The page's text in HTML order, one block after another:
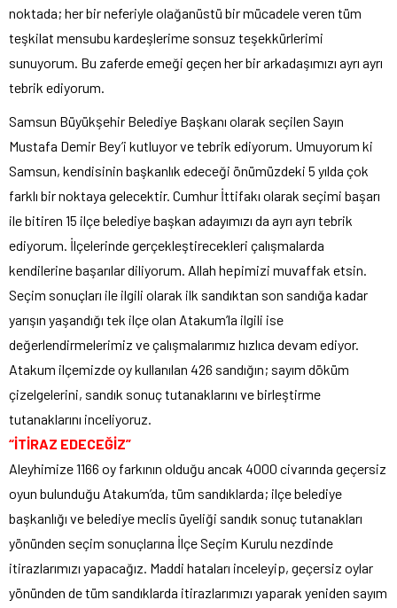
noktada; her bir neferiyle olağanüstü bir mücadele veren tüm
teşkilat mensubu kardeşlerime sonsuz teşekkürlerimi
sunuyorum. Bu zaferde emeği geçen her bir arkadaşımızı ayrı ayrı
tebrik ediyorum.
Samsun Büyükşehir Belediye Başkanı olarak seçilen Sayın
Mustafa Demir Bey’i kutluyor ve tebrik ediyorum. Umuyorum ki
Samsun, kendisinin başkanlık edeceği önümüzdeki 5 yılda çok
farklı bir noktaya gelecektir. Cumhur İttifakı olarak seçimi başarı
ile bitiren 15 ilçe belediye başkan adayımızı da ayrı ayrı tebrik
ediyorum. İlçelerinde gerçekleştirecekleri çalışmalarda
kendilerine başarılar diliyorum. Allah hepimizi muvaffak etsin.
Seçim sonuçları ile ilgili olarak ilk sandıktan son sandığa kadar
yarışın yaşandığı tek ilçe olan Atakum’la ilgili ise
değerlendirmelerimiz ve çalışmalarımız hızlıca devam ediyor.
Atakum ilçemizde oy kullanılan 426 sandığın; sayım döküm
çizelgelerini, sandık sonuç tutanaklarını ve birleştirme
tutanaklarını inceliyoruz.
“İTİRAZ EDECEĞİZ”
Aleyhimize 1166 oy farkının olduğu ancak 4000 civarında geçersiz
oyun bulunduğu Atakum’da, tüm sandıklarda; ilçe belediye
başkanlığı ve belediye meclis üyeliği sandık sonuç tutanakları
yönünden seçim sonuçlarına İlçe Seçim Kurulu nezdinde
itirazlarımızı yapacağız. Maddi hataları inceleyip, geçersiz oylar
yönünden de tüm sandıklarda itirazlarımızı yaparak yeniden sayım